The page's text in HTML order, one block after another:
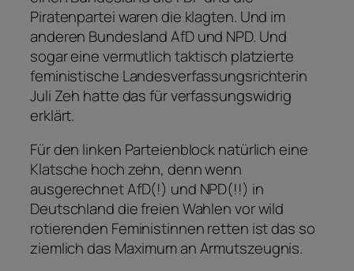
Piratenpartei waren die klagten. Und im
anderen Bundesland AfD und NPD. Und
sogar eine vermutlich taktisch platzierte
feministische Landesverfassungsrichterin
Juli Zeh hatte das für verfassungswidrig
erklärt.
Für den linken Parteienblock natürlich eine
Klatsche hoch zehn, denn wenn
ausgerechnet AfD(!) und NPD(!!) in
Deutschland die freien Wahlen vor wild
rotierenden Feministinnen retten ist das so
ziemlich das Maximum an Armutszeugnis.